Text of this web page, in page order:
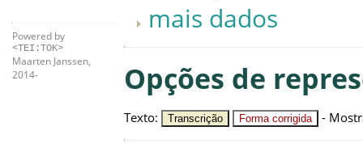
Powered by
<TEI:TOK>
Maarten Janssen,
2014-
mais dados
Opções de
Texto: Transcrição Forma corrigida -